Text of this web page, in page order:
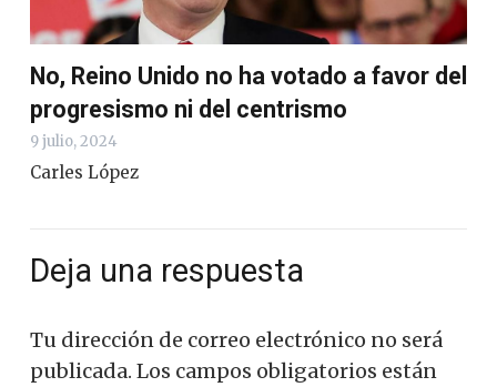
No, Reino Unido no ha votado a favor del
progresismo ni del centrismo
9 julio, 2024
Carles López
Deja una respuesta
Tu dirección de correo electrónico no será
publicada. Los campos obligatorios están